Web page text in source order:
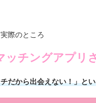
際のところ
ッチングアプリ
だから出会えない！」と